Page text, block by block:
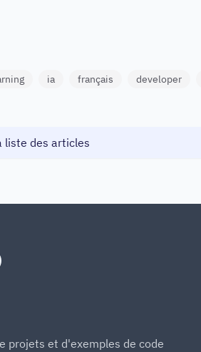
ia français developer
liste des articles
projets et d'exemples de code